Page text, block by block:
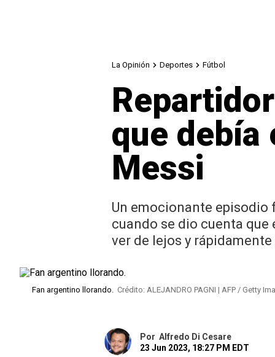
La Opinión Deportes Fútbol
que debía
Messi
Un emocionante episodio
cuando se dio cuenta que
ver de lejos y
Fan argentino llorando. Crédito: ALEJANDRO PAGNI | AFP / Getty
Por Alfredo Di Cesare
23 Jun 2023, 18:27 PM EDT